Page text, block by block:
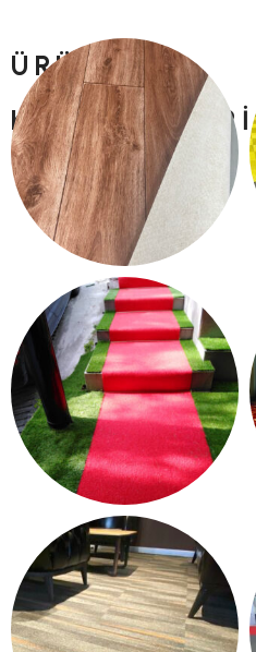
ÜRÜN
KATEGORILERI
PVC YER DÖŞEME
13 products
PASPAS - YOLLUK
12 products